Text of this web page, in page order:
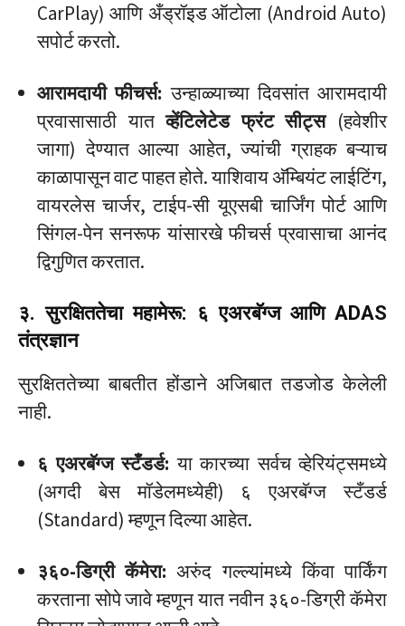
CarPlay) आणि अँड्रॉइड ऑटोला (Android Auto)
सपोर्ट करतो.
आरामदायी फीचर्स: उन्हाळ्याच्या दिवसांत आरामदायी
प्रवासासाठी यातव्हेंटिलेटेड फ्रंट सीट्स(हवेशीर
जागा) देण्यात आल्या आहेत, ज्यांची ग्राहक बऱ्याच
काळापासून वाट पाहत होते. याशिवाय अ‍ॅम्बियंट लाईटिंग,
वायरलेस चार्जर, टाईप-सी यूएसबी चार्जिंग पोर्ट आणि
सिंगल-पेन सनरूफ यांसारखे फीचर्स प्रवासाचा आनंद
द्विगुणित करतात.
३. सुरक्षिततेचा महामेरू: ६ एअरबॅग्ज आणि ADAS
तंत्रज्ञान
सुरक्षिततेच्या बाबतीत होंडाने अजिबात तडजोड केलेली
नाही.
६ एअरबॅग्ज स्टँडर्ड: या कारच्या सर्वच व्हेरियंट्समध्ये
(अगदी बेस मॉडेलमध्येही) ६ एअरबॅग्ज स्टँडर्ड
(Standard) म्हणून दिल्या आहेत.
३६०-डिग्री कॅमेरा: अरुंद गल्ल्यांमध्ये किंवा पार्किंग
करताना सोपे जावे म्हणून यात नवीन ३६०-डिग्री कॅमेरा